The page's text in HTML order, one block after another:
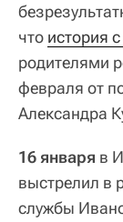
что история
родителями
февраля от
Александра
16 января в
выстрелил в
службы